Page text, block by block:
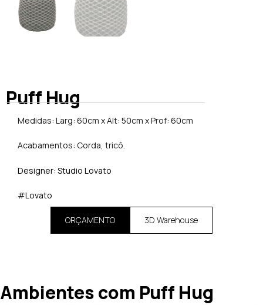
Puff Hug
Medidas: Larg: 60cm x Alt: 50cm x Prof: 60cm
Acabamentos: Corda, tricô.
Designer: Studio Lovato
#Lovato
ORÇAMENTO 3D Warehouse
Ambientes com Puff Hug